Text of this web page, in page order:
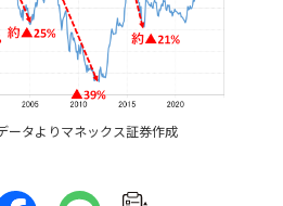
ータよりマネックス証券作成